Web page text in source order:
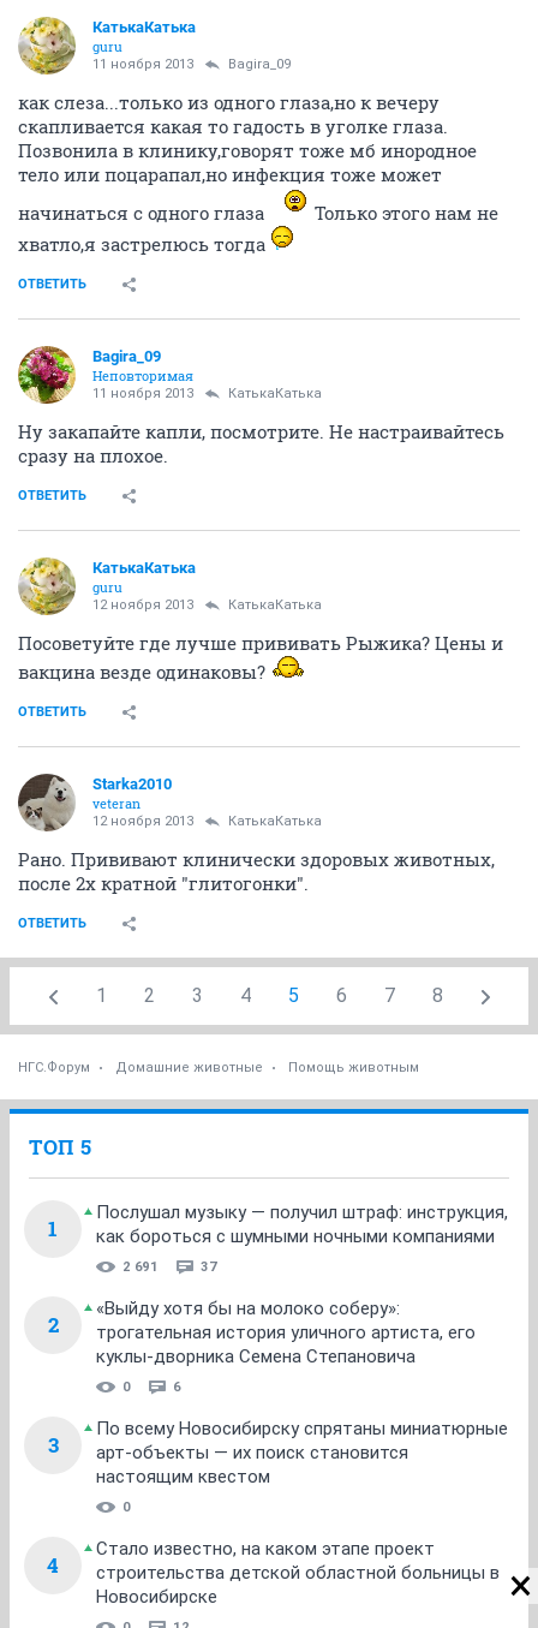
КатькаКатька
guru
11 ноября 2013 Bagira_09
как слеза...только из одного глаза,но к вечеру
скапливается какая то гадость в уголке глаза.
Позвонила в клинику,говорят тоже мб инородное
тело или поцарапал,но инфекция тоже может
начинаться с одного глаза
Только этого нам не
хватло,я застрелюсь тогда
ОТВЕТИТЬ
Bagira_09
Неповторимая
11 ноября 2013 КатькаКатька
Ну закапайте капли, посмотрите. Не настраивайтесь
сразу на плохое.
ОТВЕТИТЬ
КатькаКатька
guru
12 ноября 2013 КатькаКатька
Посоветуйте где лучше прививать Рыжика? Цены и
вакцина везде одинаковы?
ОТВЕТИТЬ
Starka2010
veteran
12 ноября 2013 КатькаКатька
Рано. Прививают клинически здоровых животных,
после 2х кратной "глитогонки".
ОТВЕТИТЬ
1 2 3 4 5 6 7 8
НГС.Форум Домашние животные Помощь животным
ТОП 5
1
Послушал музыку — получил штраф: инструкция,
как бороться с шумными ночными компаниями
2 691 37
2
«Выйду хотя бы на молоко соберу»:
трогательная история уличного артиста, его
куклы-дворника Семена Степановича
0 6
3
По всему Новосибирску спрятаны миниатюрные
арт-объекты — их поиск становится
настоящим квестом
0
4
Стало известно, на каком этапе проект
строительства детской областной больницы в
Новосибирске